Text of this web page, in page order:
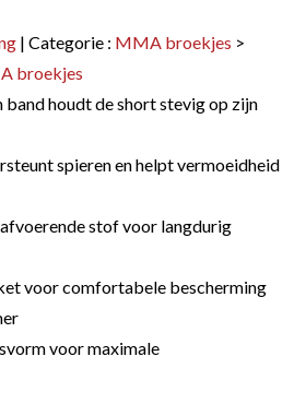
| Categorie : MMA broekjes >
broekjes
houdt de short stevig op zijn
spieren en helpt vermoeidheid
stof voor langdurig
voor comfortabele bescherming
voor maximale